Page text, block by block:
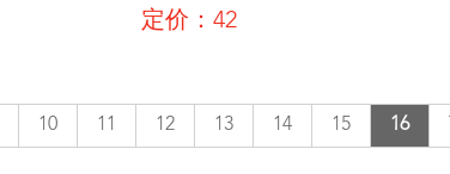
定价：42
10 11 12 13 14 15 16